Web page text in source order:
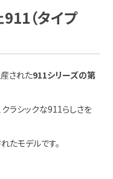
（タイプ
された911シリーズの第
クラシックな911らしさを
たモデルです。